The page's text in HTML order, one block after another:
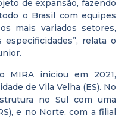
de expansão, fazendo
o Brasil com equipes
mais variados setores,
relata o
MIRA iniciou em 2021,
de Vila Velha (ES). No
no Sul com uma
e no Norte, com a filial